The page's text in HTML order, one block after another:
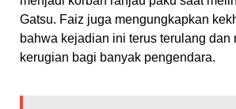
Gatsu. Faiz juga mengungkapkan
bahwa kejadian ini terus terulang dan
kerugian bagi banyak pengendara.